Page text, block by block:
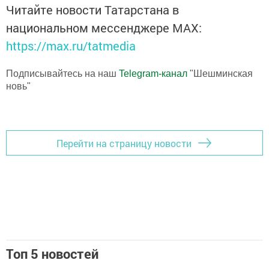
Читайте новости Татарстана в
национальном мессенджере MАХ:
https://max.ru/tatmedia
Подписывайтесь на наш Telegram-канал "Шешминская
новь"
Перейти на страницу новости
Топ 5 новостей